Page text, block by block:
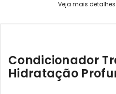
Condicionador
Hidratação